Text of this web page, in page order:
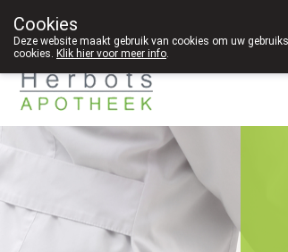
089 41 20 09
Cookies
Deze website maakt gebruik van cookies om uw
cookies. Klik hier voor meer info.